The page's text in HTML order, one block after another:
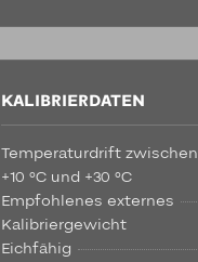
KALIBRIERDATEN
Temperaturdrift zwischen
+10 °C und +30 °C
Empfohlenes externes
Kalibriergewicht
Eichfähig